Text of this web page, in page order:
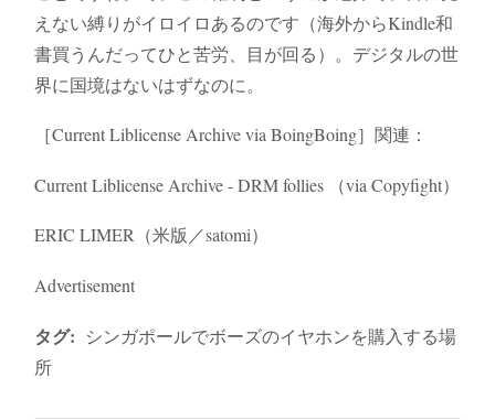
えない縛りがイロイロあるのです（海外からKindle和
書買うんだってひと苦労、目が回る）。デジタルの世
界に国境はないはずなのに。
［Current Liblicense Archive via BoingBoing］関連：
Current Liblicense Archive - DRM follies （via Copyfight）
ERIC LIMER（米版／satomi）
Advertisement
タグ: シンガポールでボーズのイヤホンを購入する場
所